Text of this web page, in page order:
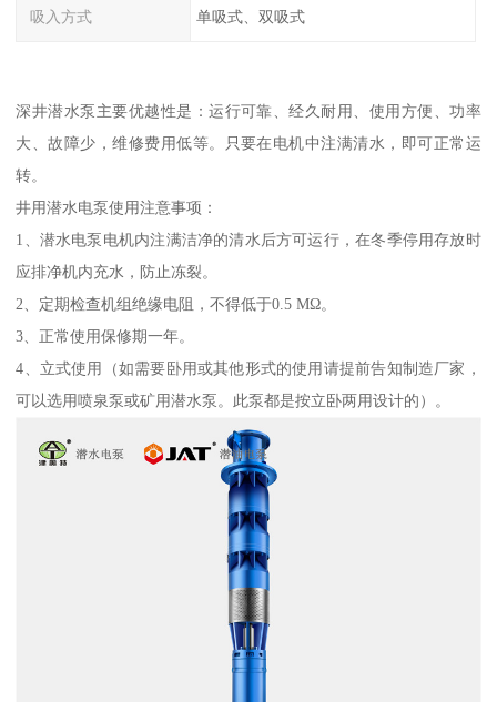
吸入方式 单吸式、双吸式
深井潜水泵主要优越性是：运行可靠、经久耐用、使用方便、功率
大、故障少，维修费用低等。只要在电机中注满清水，即可正常运
转。
井用潜水电泵使用注意事项：
1、潜水电泵电机内注满洁净的清水后方可运行，在冬季停用存放时
应排净机内充水，防止冻裂。
2、定期检查机组绝缘电阻，不得低于0.5 MΩ。
3、正常使用保修期一年。
4、立式使用（如需要卧用或其他形式的使用请提前告知制造厂家，
可以选用喷泉泵或矿用潜水泵。此泵都是按立卧两用设计的）。